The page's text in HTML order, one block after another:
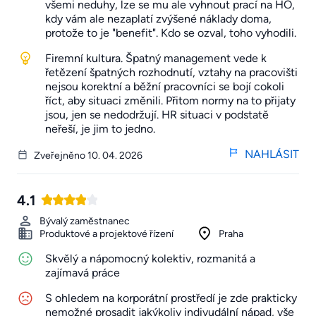
všemi neduhy, lze se mu ale vyhnout prací na HO,
kdy vám ale nezaplatí zvýšené náklady doma,
protože to je "benefit". Kdo se ozval, toho vyhodili.
Firemní kultura. Špatný management vede k
řetězení špatných rozhodnutí, vztahy na pracovišti
nejsou korektní a běžní pracovníci se bojí cokoli
říct, aby situaci změnili. Přitom normy na to přijaty
jsou, jen se nedodržují. HR situaci v podstatě
neřeší, je jim to jedno.
Zveřejněno 10. 04. 2026 NAHLÁSIT
4.1
Bývalý zaměstnanec
Produktové a projektové řízení
Praha
Skvělý a nápomocný kolektiv, rozmanitá a
zajímavá práce
S ohledem na korporátní prostředí je zde prakticky
nemožné prosadit jakýkoliv indivudální nápad, vše